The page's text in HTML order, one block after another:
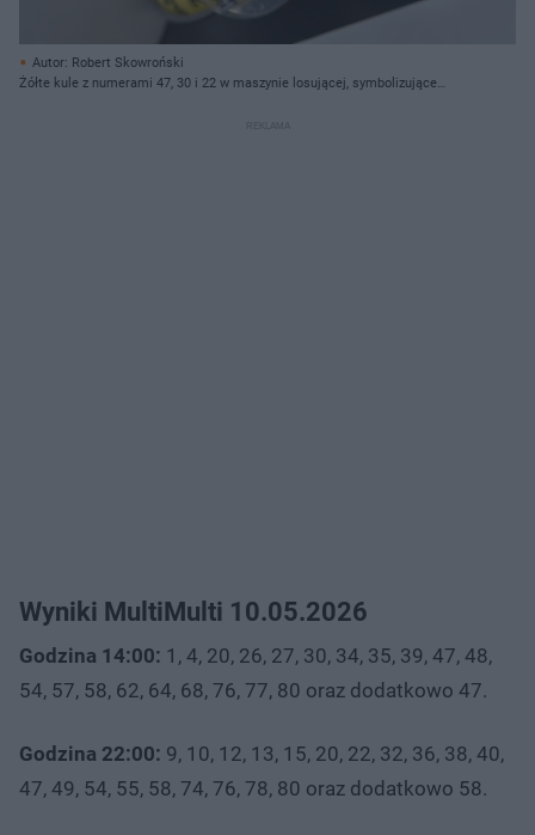
Autor: Robert Skowroński
Żółte kule z numerami 47, 30 i 22 w maszynie losującej, symbolizujące
Wyniki MultiMulti 10.05.2026
Godzina 14:00: 1, 4, 20, 26, 27, 30, 34, 35, 39, 47, 48,
54, 57, 58, 62, 64, 68, 76, 77, 80 oraz dodatkowo 47.
Godzina 22:00: 9, 10, 12, 13, 15, 20, 22, 32, 36, 38, 40,
47, 49, 54, 55, 58, 74, 76, 78, 80 oraz dodatkowo 58.